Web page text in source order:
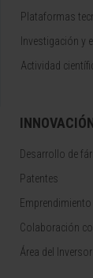
Plataformas
Investigación y
Actividad
Desarrollo de
Patentes
Colaboración
Área del Inversor